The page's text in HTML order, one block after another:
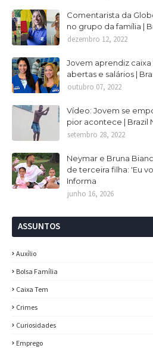
Comentarista da
no grupo da família |
dezembro 12, 2022
Jovem aprendiz caixa
abertas e salários |
outubro 07, 2022
Vídeo: Jovem se
pior acontece | Brazil
setembro 28, 2022
Neymar e Bruna
de terceira filha: 'Eu
Informa
junho 16, 2026
ASSUNTOS
Auxílio
Bolsa Família
Caixa Tem
Crimes
Curiosidades
Emprego